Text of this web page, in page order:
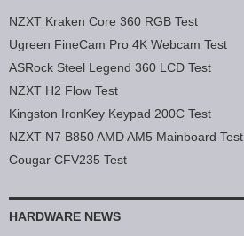
NZXT Kraken Core 360 RGB Test
Ugreen FineCam Pro 4K Webcam Test
ASRock Steel Legend 360 LCD Test
NZXT H2 Flow Test
Kingston IronKey Keypad 200C Test
NZXT N7 B850 AMD AM5 Mainboard Test
Cougar CFV235 Test
HARDWARE NEWS